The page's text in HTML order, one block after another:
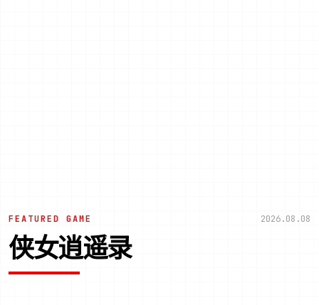
FEATURED GAME 2026.08.08
侠女逍遥录